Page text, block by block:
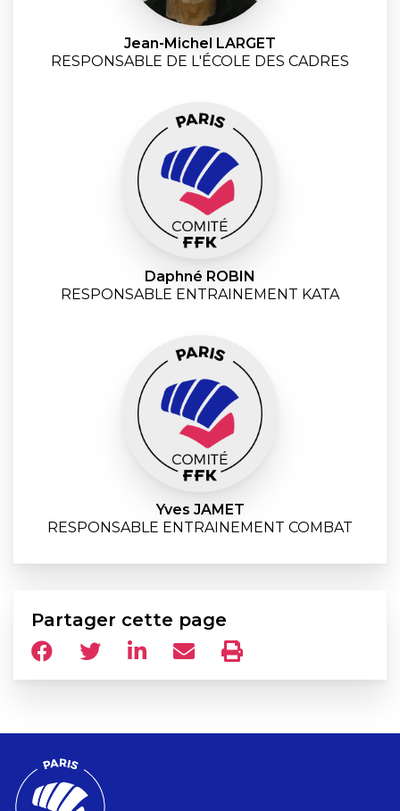
Jean-Michel LARGET
RESPONSABLE DE L'ÉCOLE DES CADRES
Daphné ROBIN
RESPONSABLE ENTRAINEMENT KATA
Yves JAMET
RESPONSABLE ENTRAINEMENT COMBAT
Partager cette page